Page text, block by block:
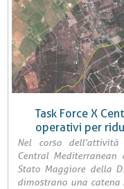
Task Force X
operativi per
Nel corso
Central Mediterranean
Stato Maggiore della
dimostrano una catena